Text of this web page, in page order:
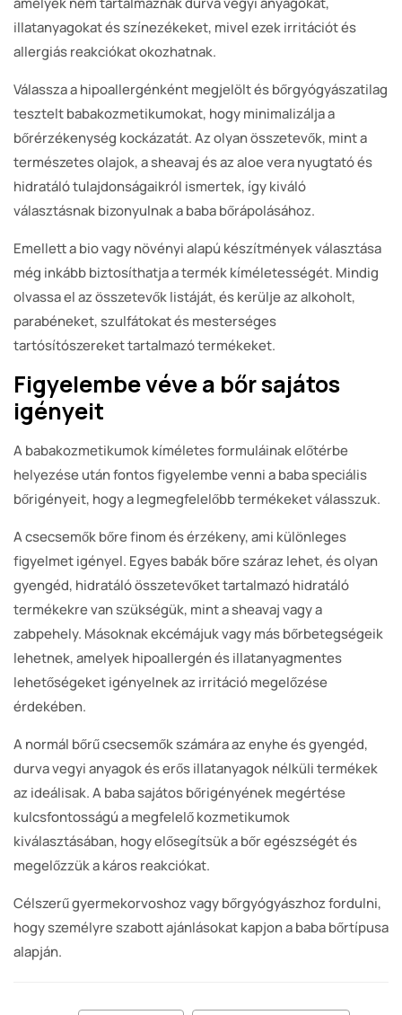
illatanyagokat és színezékeket, mivel ezek irritációt és
allergiás reakciókat okozhatnak.
Válassza a hipoallergénként megjelölt és bőrgyógyászatilag
tesztelt babakozmetikumokat, hogy minimalizálja a
bőrérzékenység kockázatát. Az olyan összetevők, mint a
természetes olajok, a sheavaj és az aloe vera nyugtató és
hidratáló tulajdonságaikról ismertek, így kiváló
választásnak bizonyulnak a baba bőrápolásához.
Emellett a bio vagy növényi alapú készítmények választása
még inkább biztosíthatja a termék kíméletességét. Mindig
olvassa el az összetevők listáját, és kerülje az alkoholt,
parabéneket, szulfátokat és mesterséges
tartósítószereket tartalmazó termékeket.
Figyelembe véve a bőr sajátos
igényeit
A babakozmetikumok kíméletes formuláinak előtérbe
helyezése után fontos figyelembe venni a baba speciális
bőrigényeit, hogy a legmegfelelőbb termékeket válasszuk.
A csecsemők bőre finom és érzékeny, ami különleges
figyelmet igényel. Egyes babák bőre száraz lehet, és olyan
gyengéd, hidratáló összetevőket tartalmazó hidratáló
termékekre van szükségük, mint a sheavaj vagy a
zabpehely. Másoknak ekcémájuk vagy más bőrbetegségeik
lehetnek, amelyek hipoallergén és illatanyagmentes
lehetőségeket igényelnek az irritáció megelőzése
érdekében.
A normál bőrű csecsemők számára az enyhe és gyengéd,
durva vegyi anyagok és erős illatanyagok nélküli termékek
az ideálisak. A baba sajátos bőrigényének megértése
kulcsfontosságú a megfelelő kozmetikumok
kiválasztásában, hogy elősegítsük a bőr egészségét és
megelőzzük a káros reakciókat.
Célszerű gyermekorvoshoz vagy bőrgyógyászhoz fordulni,
hogy személyre szabott ajánlásokat kapjon a baba bőrtípusa
alapján.